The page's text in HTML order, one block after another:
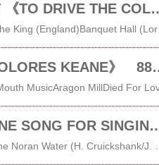
レビュー＃503 LOREENA MCKENNITT 《
In Praise Of Christmas (England)The Seasons (England)The King (England)Banquet Hall (Loreena McKennitt)Snow (Loreena McKennitt/Archibald Lampman)Balulalow (Scotland)Let Us The Infant Greet (England)The Wexford Carol (Ireland)The Stockford Carol (Loreena McKennitt)Let All That Are To Mirth Inclined (England) Loreena McKennittvo, harp, troubadour harp, celtic harp, accordion, tambourine, finger cymbals, tin whistleShannon Purves SmithviolCedric
レビュー＃345 DOLORES
レビュー＃343 JEAN REDPATH 《A FINE